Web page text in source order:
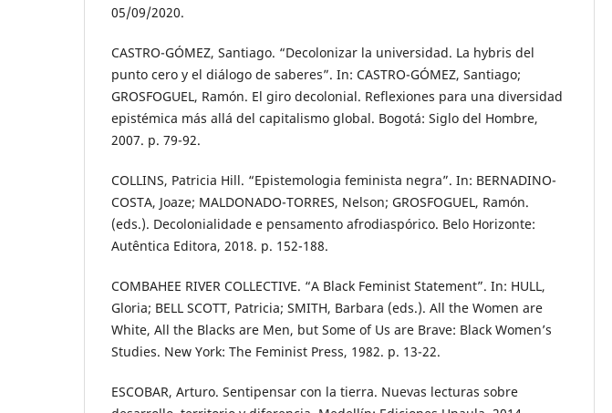
05/09/2020.
CASTRO-GÓMEZ, Santiago. “Decolonizar la universidad. La hybris del
punto cero y el diálogo de saberes”. In: CASTRO-GÓMEZ, Santiago;
GROSFOGUEL, Ramón. El giro decolonial. Reflexiones para una diversidad
epistémica más allá del capitalismo global. Bogotá: Siglo del Hombre,
2007. p. 79-92.
COLLINS, Patricia Hill. “Epistemologia feminista negra”. In: BERNADINO-
COSTA, Joaze; MALDONADO-TORRES, Nelson; GROSFOGUEL, Ramón.
(eds.). Decolonialidade e pensamento afrodiaspórico. Belo Horizonte:
Autêntica Editora, 2018. p. 152-188.
COMBAHEE RIVER COLLECTIVE. “A Black Feminist Statement”. In: HULL,
Gloria; BELL SCOTT, Patricia; SMITH, Barbara (eds.). All the Women are
White, All the Blacks are Men, but Some of Us are Brave: Black Women’s
Studies. New York: The Feminist Press, 1982. p. 13-22.
ESCOBAR, Arturo. Sentipensar con la tierra. Nuevas lecturas sobre